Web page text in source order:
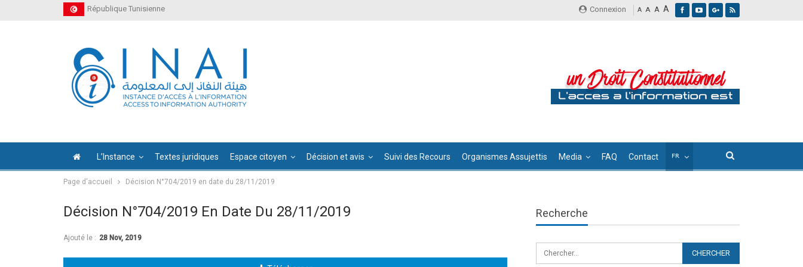
Connexion A A A A
République Tunisienne
L’Instance Textes juridiques Espace citoyen Décision et avis Suivi des Recours Organismes Assujettis Media FAQ Contact
Page d'accueil Décision N°704/2019 en date du 28/11/2019
Décision N°704/2019 En Date Du 28/11/2019
Ajouté le : 28 Nov, 2019
Recherche